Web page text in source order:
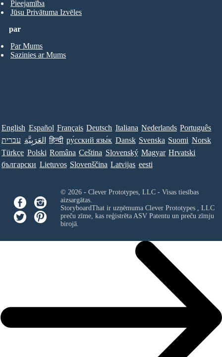
par
Par Mums
Sazinies ar Mums
Pieejamība
Jūsu Privātuma Izvēles
English Español Français Deutsch Italiana Nederlands Português
עברית العَرَبِيَّة हिन्दी ру́сский язы́к Dansk Svenska Suomi Norsk
Türkçe Polski Româna Ceština Slovenský Magyar Hrvatski
български Lietuvos Slovenščina Latvijas eesti
© 2026 - Clever Prototypes, LLC - Visas tiesības
aizsargātas.
StoryboardThat ir uzņēmuma Clever Prototypes , LLC
preču zīme, kas reģistrēta ASV Patentu un preču zīmju
birojā.